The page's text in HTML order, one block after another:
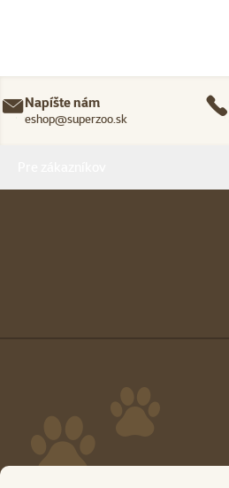
Napíšte nám
eshop@superzoo.sk